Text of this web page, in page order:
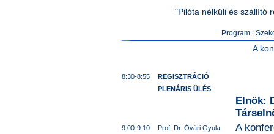
"Pilóta nélküli és szállító
Program
A
8:30-8:55
REGISZTRÁCIÓ
PLENÁRIS ÜLÉS
Elnök:
9:00-9:10 Prof. Dr. Óvári Gyula A